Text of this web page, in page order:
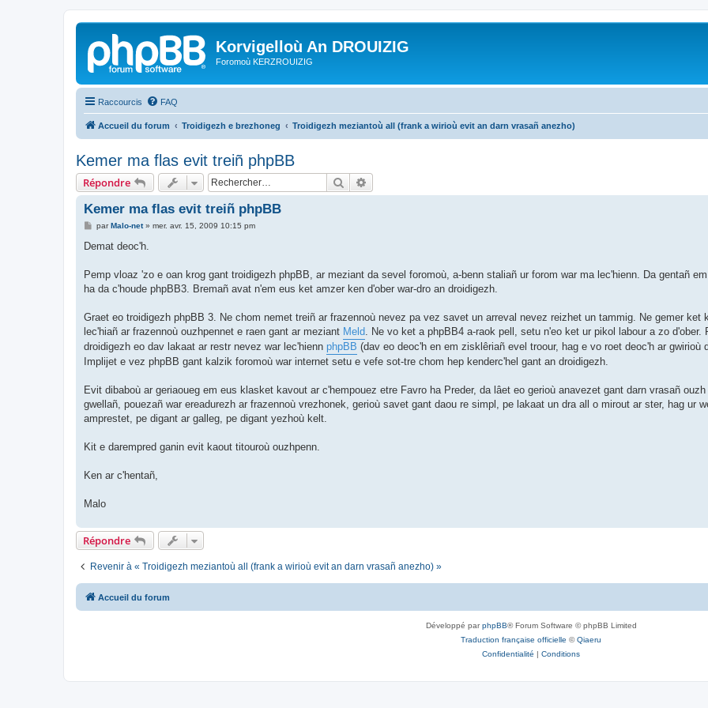
Korvigelloù An DROUIZIG
Foromoù KERZROUIZIG
Raccourcis FAQ
Accueil du forum Troidigezh e brezhoneg Troidigezh meziantoù all (frank a wirioù evit an darn vrasañ anezho)
Kemer ma flas evit treiñ phpBB
Répondre Rechercher
Kemer ma flas evit treiñ phpBB
M
s
g
parMalo-net» mer. avr. 15, 2009 10:15 pm
Demat deoc'h.
Pemp vloaz 'zo e oan krog gant troidigezh phpBB, ar meziant da sevel foromoù, a-benn staliañ ur forom war ma lec'hienn. Da gentañ
ha da c'houde phpBB3. Bremañ avat n'em eus ket amzer ken d'ober war-dro an droidigezh.
Graet eo troidigezh phpBB 3. Ne chom nemet treiñ ar frazennoù nevez pa vez savet un arreval nevez reizhet un tammig. Ne gemer ket
lec'hiañ ar frazennoù ouzhpennet e raen gant ar meziant Meld . Ne vo ket a phpBB4 a-raok pell, setu n'eo ket ur pikol labour a zo d'ober.
droidigezh eo dav lakaat ar restr nevez war lec'hienn phpBB (dav eo deoc'h en em zisklêriañ evel troour, hag e vo roet deoc'h ar gwirioù
Implijet e vez phpBB gant kalzik foromoù war internet setu e vefe sot-tre chom hep kenderc'hel gant an droidigezh.
Evit dibaboù ar geriaoueg em eus klasket kavout ar c'hempouez etre Favro ha Preder, da lâet eo gerioù anavezet gant darn vrasañ
gwellañ, pouezañ war ereadurezh ar frazennoù vrezhonek, gerioù savet gant daou re simpl, pe lakaat un dra all o mirout ar ster, hag ur
amprestet, pe digant ar galleg, pe digant yezhoù kelt.
Kit e darempred ganin evit kaout titouroù ouzhpenn.
Ken ar c'hentañ,
Malo
Répondre
Revenir à « Troidigezh meziantoù all (frank a wirioù evit an darn vrasañ anezho) »
Accueil du forum
Développé parphpBB® Forum Software © phpBB Limited
Traduction française officielle ©Qiaeru
Confidentialité | Conditions